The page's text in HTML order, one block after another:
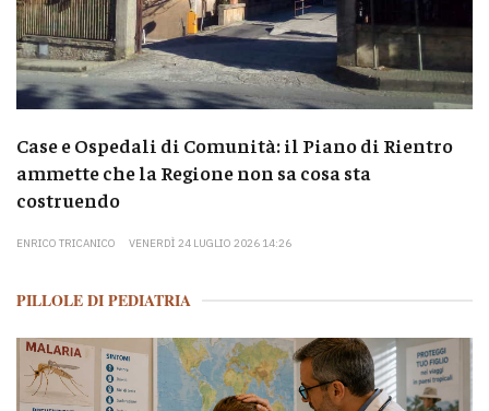
Case e Ospedali di Comunità: il Piano di Rientro
ammette che la Regione non sa cosa sta
costruendo
ENRICO TRICANICO VENERDÌ 24 LUGLIO 2026 14:26
PILLOLE DI PEDIATRIA